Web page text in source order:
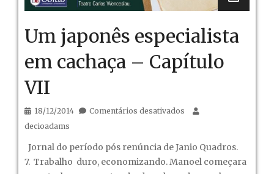
Um japonês especialista
em cachaça – Capítulo
VII
18/12/2014 Comentários desativados em
especialista
decioadams
Jornal do período pós renúncia de Janio Quadros.
7. Trabalho duro, economizando. Manoel começara